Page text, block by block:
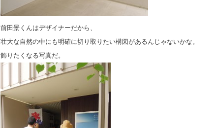
前田景くんはデザイナーだから、
壮大な自然の中にも明確に切り取りたい構図があるんじゃないかな。
飾りたくなる写真だ。